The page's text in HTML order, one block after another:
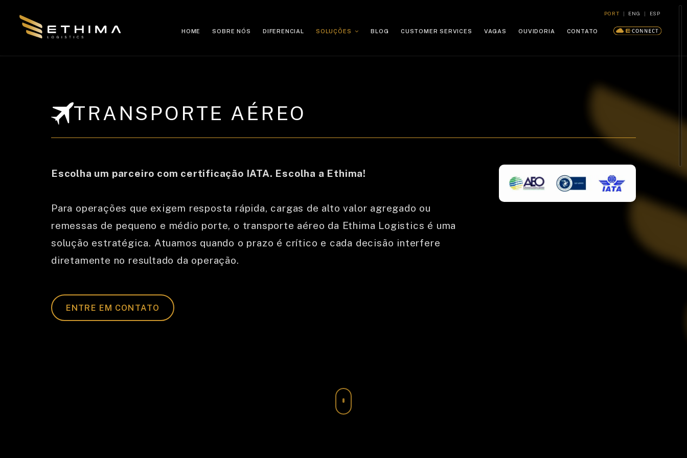
HOME SOBRE NÓS DIFERENCIAL SOLUÇÕES BLOG CUSTOMER SERVICES VAGAS OUVIDORIA CONTATO
PORT | ENG | ESP
TRANSPORTE MARÍTIMO
TRANSPORTE AÉREO
OUVIDORIA
TRANSPORTE AÉREO
Escolha um parceiro com certificação IATA. Escolha a Ethima!
Para operações que exigem resposta rápida, cargas de alto valor agregado ou
remessas de pequeno e médio porte, o transporte aéreo da Ethima Logistics é uma
solução estratégica. Atuamos quando o prazo é crítico e cada decisão interfere
diretamente no resultado da operação.
ENTRE EM CONTATO